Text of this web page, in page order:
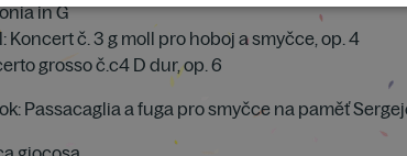
in G
Koncert č. 3 g moll pro hoboj a smyčce, op. 4
grosso č.c4 D dur, op. 6
Passacaglia a fuga pro smyčce na paměť